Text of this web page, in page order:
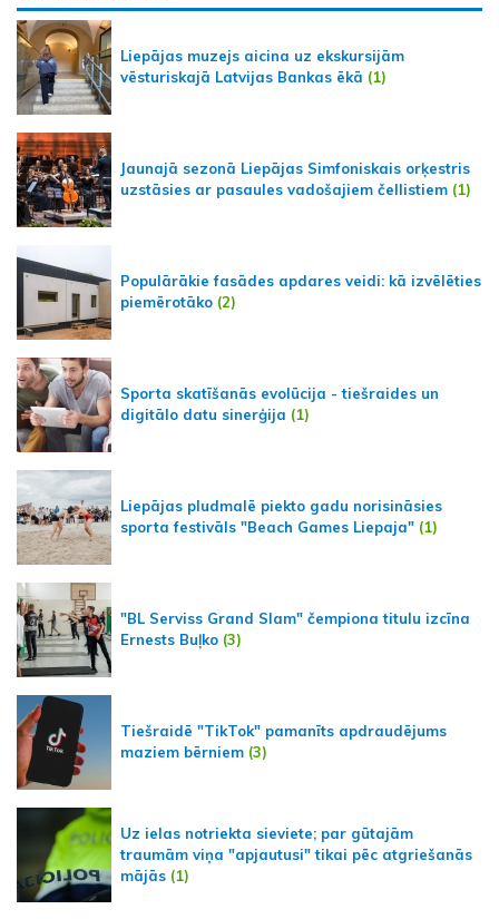
Liepājas muzejs aicina uz ekskursijām
vēsturiskajā Latvijas Bankas ēkā (1)
Jaunajā sezonā Liepājas Simfoniskais orķestris
uzstāsies ar pasaules vadošajiem čellistiem (1)
Populārākie fasādes apdares veidi: kā izvēlēties
piemērotāko (2)
Sporta skatīšanās evolūcija - tiešraides un
digitālo datu sinerģija (1)
Liepājas pludmalē piekto gadu norisināsies
sporta festivāls "Beach Games Liepaja" (1)
"BL Serviss Grand Slam" čempiona titulu izcīna
Ernests Buļko (3)
Tiešraidē "TikTok" pamanīts apdraudējums
maziem bērniem (3)
Uz ielas notriekta sieviete; par gūtajām
traumām viņa "apjautusi" tikai pēc atgriešanās
mājās (1)